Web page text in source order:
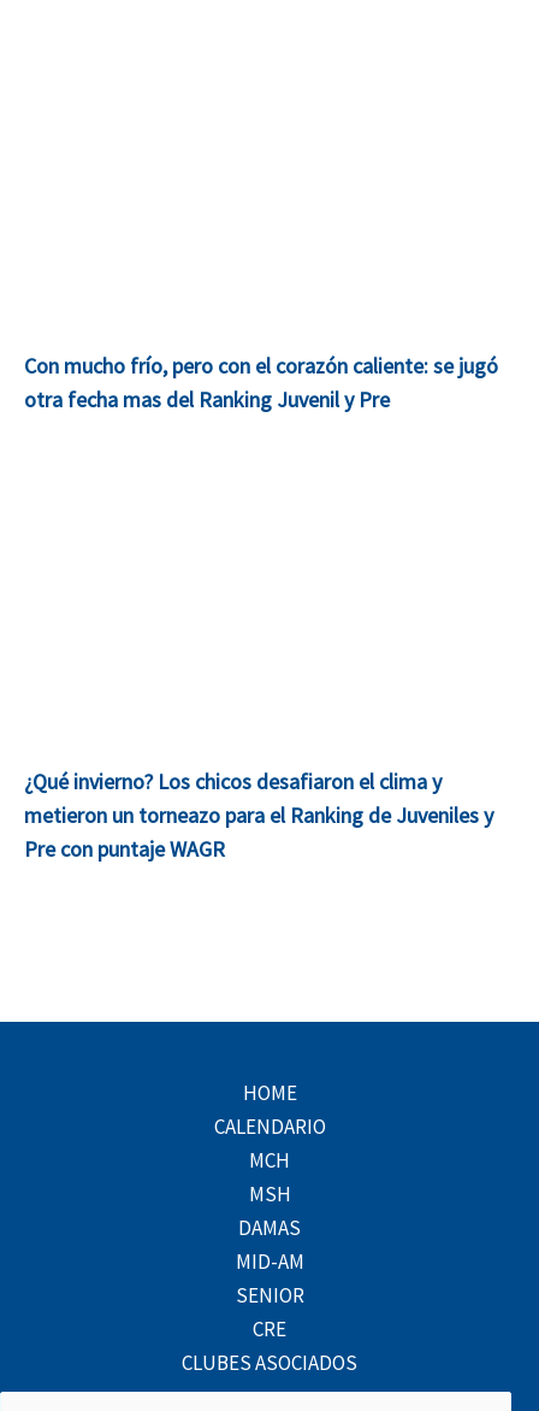
Con mucho frío, pero con el corazón caliente: se jugó
otra fecha mas del Ranking Juvenil y Pre
¿Qué invierno? Los chicos desafiaron el clima y
metieron un torneazo para el Ranking de Juveniles y
Pre con puntaje WAGR
HOME
CALENDARIO
MCH
MSH
DAMAS
MID-AM
SENIOR
CRE
CLUBES ASOCIADOS